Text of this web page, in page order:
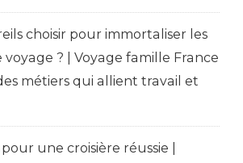
choisir pour immortaliser les
voyage ? | Voyage famille France
métiers qui allient travail et
pour une croisière réussie |